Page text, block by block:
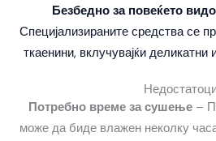
Безбедно за повеќето
Специјализираните средства се
ткаенини, вклучувајќи деликатни
Потребно време за сушење–
може да биде влажен неколку